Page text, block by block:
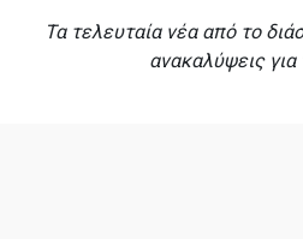
Τα τελευταία νέα από το
ανακαλύψεις